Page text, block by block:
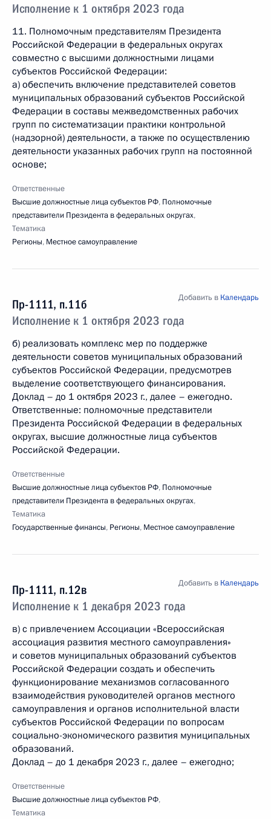
Исполнение к 1 октября 2023 года
11. Полномочным представителям Президента
Российской Федерации в федеральных округах
совместно с высшими должностными лицами
субъектов Российской Федерации:
а) обеспечить включение представителей советов
муниципальных образований субъектов Российской
Федерации в составы межведомственных рабочих
групп по систематизации практики контрольной
(надзорной) деятельности, а также по осуществлению
деятельности указанных рабочих групп на постоянной
основе;
Ответственные
Высшие должностные лица субъектов РФ, Полномочные
представители Президента в федеральных округах,
Тематика
Регионы, Местное самоуправление
Пр-1111, п.11б
Исполнение к 1 октября 2023 года
Добавить в Календарь
б) реализовать комплекс мер по поддержке
деятельности советов муниципальных образований
субъектов Российской Федерации, предусмотрев
выделение соответствующего финансирования.
Доклад – до 1 октября 2023 г., далее – ежегодно.
Ответственные: полномочные представители
Президента Российской Федерации в федеральных
округах, высшие должностные лица субъектов
Российской Федерации.
Ответственные
Высшие должностные лица субъектов РФ, Полномочные
представители Президента в федеральных округах,
Тематика
Государственные финансы, Регионы, Местное самоуправление
Пр-1111, п.12в
Исполнение к 1 декабря 2023 года
Добавить в Календарь
в) с привлечением Ассоциации «Всероссийская
ассоциация развития местного самоуправления»
и советов муниципальных образований субъектов
Российской Федерации создать и обеспечить
функционирование механизмов согласованного
взаимодействия руководителей органов местного
самоуправления и органов исполнительной власти
субъектов Российской Федерации по вопросам
социально-экономического развития муниципальных
образований.
Доклад – до 1 декабря 2023 г., далее – ежегодно;
Ответственные
Высшие должностные лица субъектов РФ,
Тематика